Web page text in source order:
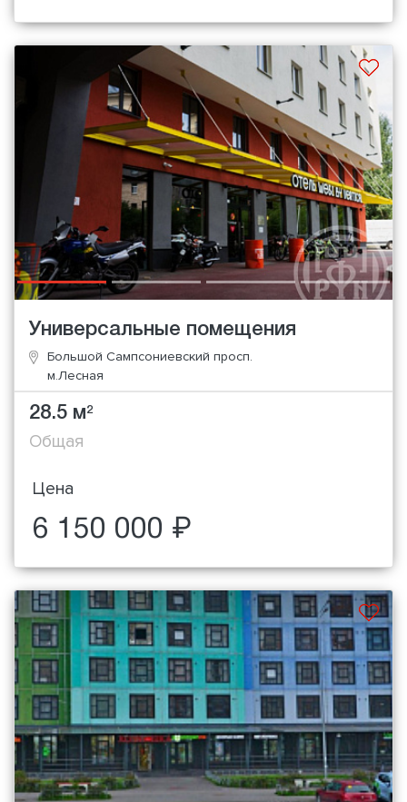
Универсальные помещения
Большой Сампсониевский просп.
м.Лесная
28.5 м2
Общая
Цена
6 150 000 ₽